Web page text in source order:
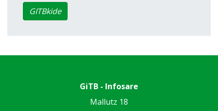
GITBkide
GiTB - Infosare
Mallutz 18